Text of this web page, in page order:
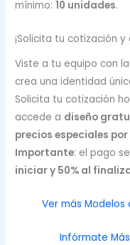
mínimo:10 unidades.
¡Solicita tu cotización
Viste a tu equipo con
crea una identidad
Solicita tu cotización
accede a diseño
precios especiales
Importante: el pago
iniciar y 50% al
Ver más Modelos
Infórmate